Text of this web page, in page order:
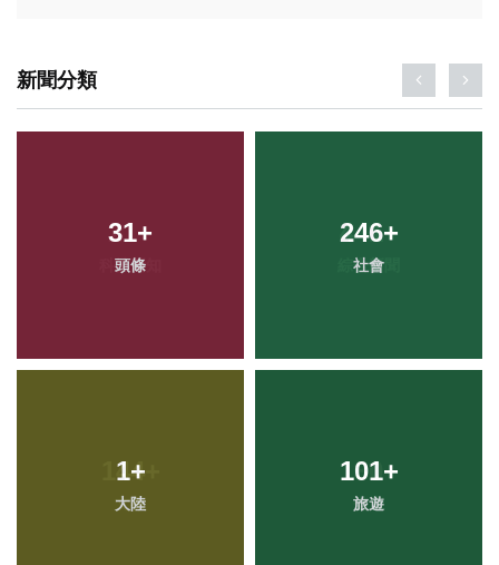
新聞分類
31+
頭條
246+
社會
1+
大陸
101+
旅遊